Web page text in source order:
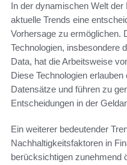
In der dynamischen Welt
aktuelle Trends eine
Vorhersage zu ermöglichen.
Technologien, insbesondere
Data, hat die Arbeitsweise
Diese Technologien
Datensätze und führen zu
Entscheidungen in der
Ein weiterer bedeutender
Nachhaltigkeitsfaktoren in
berücksichtigen zunehmend